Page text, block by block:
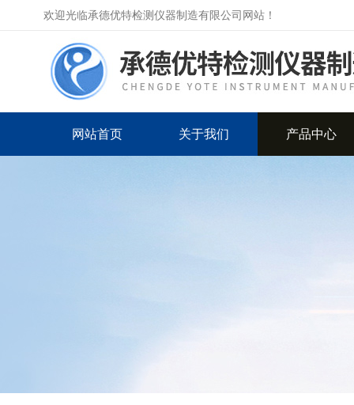
欢迎光临承德优特检测仪器制造有限公司网站！
网站首页 关于我们 产品中心